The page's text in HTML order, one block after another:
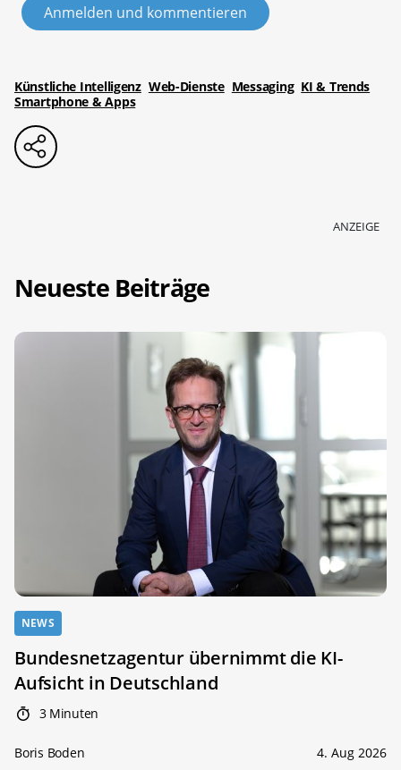
Anmelden und kommentieren
Künstliche Intelligenz Web-Dienste Messaging KI & Trends
Smartphone & Apps
ANZEIGE
Neueste Beiträge
NEWS
Bundesnetzagentur übernimmt die KI-
Aufsicht in Deutschland
3 Minuten
Boris Boden 4. Aug 2026